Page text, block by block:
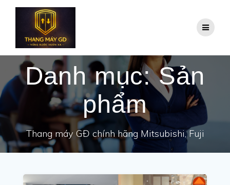
Danh mục:Sản
phẩm
Thang máy GĐ chính hãng Mitsubishi, Fuji